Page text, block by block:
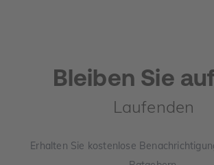
Bleiben Sie
Laufenden
Erhalten Sie kostenlose